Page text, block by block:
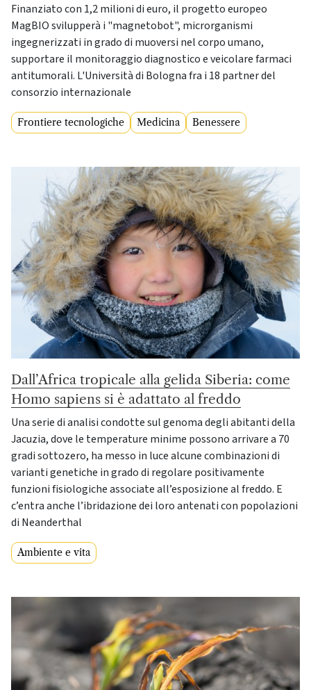
Finanziato con 1,2 milioni di euro, il progetto europeo
MagBIO svilupperà i "magnetobot", microrganismi
ingegnerizzati in grado di muoversi nel corpo umano,
supportare il monitoraggio diagnostico e veicolare farmaci
antitumorali. L'Università di Bologna fra i 18 partner del
consorzio internazionale
Frontiere tecnologiche Medicina Benessere
Dall’Africa tropicale alla gelida Siberia: come
Homo sapiens si è adattato al freddo
Una serie di analisi condotte sul genoma degli abitanti della
Jacuzia, dove le temperature minime possono arrivare a 70
gradi sottozero, ha messo in luce alcune combinazioni di
varianti genetiche in grado di regolare positivamente
funzioni fisiologiche associate all’esposizione al freddo. E
c’entra anche l’ibridazione dei loro antenati con popolazioni
di Neanderthal
Ambiente e vita